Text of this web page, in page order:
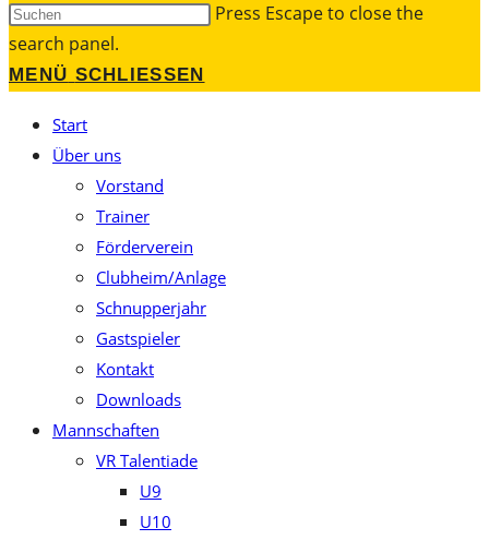
Press Escape to close the
search panel.
MENÜ SCHLIESSEN
Start
Über uns
Vorstand
Trainer
Förderverein
Clubheim/Anlage
Schnupperjahr
Gastspieler
Kontakt
Downloads
Mannschaften
VR Talentiade
U9
U10